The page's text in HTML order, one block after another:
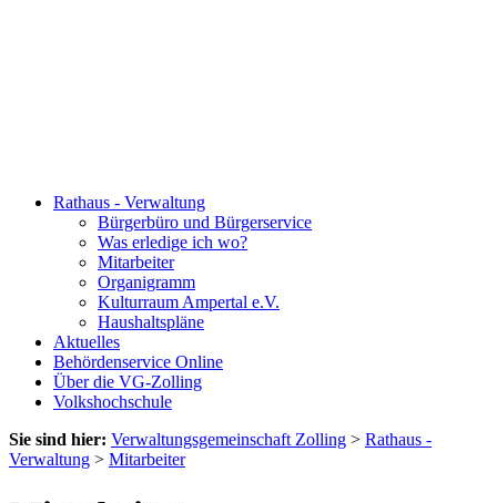
Rathaus - Verwaltung
Bürgerbüro und Bürgerservice
Was erledige ich wo?
Mitarbeiter
Organigramm
Kulturraum Ampertal e.V.
Haushaltspläne
Aktuelles
Behördenservice Online
Über die VG-Zolling
Volkshochschule
Sie sind hier: Verwaltungsgemeinschaft Zolling > Rathaus -
Verwaltung > Mitarbeiter